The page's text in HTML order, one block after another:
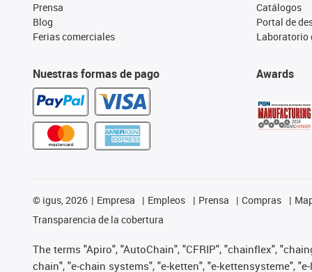
Prensa
Blog
Ferias comerciales
Nuestras formas de pago
Catálogos
Portal de
Laboratorio
Awards
© igus, 2026 Empresa Empleos Prensa Compras
Transparencia de la cobertura
The terms "Apiro", "AutoChain", "CFRIP", "chainflex",
chain", "e-chain systems", "e-ketten", "e-kettensysteme",